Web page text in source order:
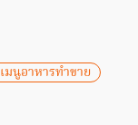
เมนูอาหารทำขาย